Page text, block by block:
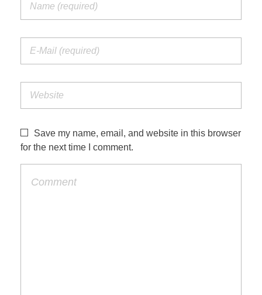
Save my name, email, and website in this browser
for the next time I comment.